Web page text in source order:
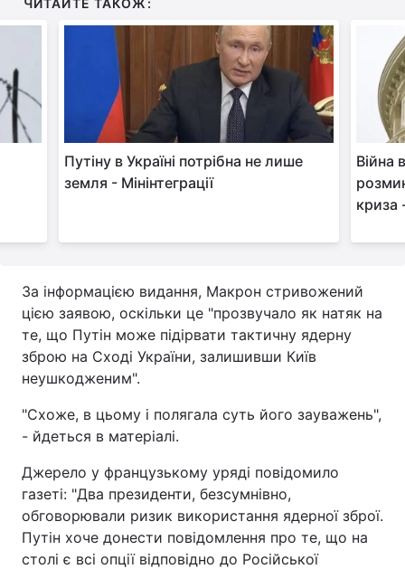
ЧИТАЙТЕ ТАКОЖ:
Путіну в Україні потрібна не лише
земля - Мінінтеграції
Війна
криза
За інформацією видання, Макрон стривожений
цією заявою, оскільки це "прозвучало як натяк на
те, що Путін може підірвати тактичну ядерну
зброю на Сході України, залишивши Київ
неушкодженим".
"Схоже, в цьому і полягала суть його зауважень",
- йдеться в матеріалі.
Джерело у французькому уряді повідомило
газеті: "Два президенти, безсумнівно,
обговорювали ризик використання ядерної зброї.
Путін хоче донести повідомлення про те, що на
столі є всі опції відповідно до Російської